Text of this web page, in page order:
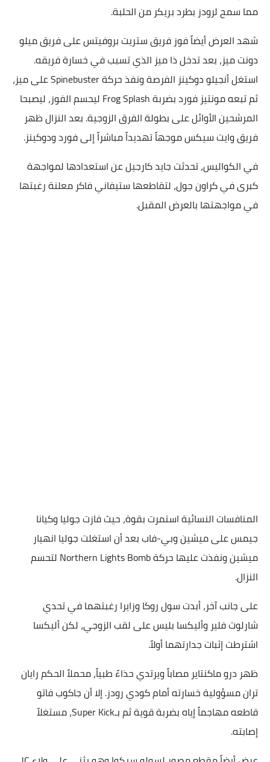
مما سمح لرودز بطرد بريكر من الحلبة.
شهد العرض أيضاً فوز فريق ستريت بروفيتس على فريق ميلو
دونت ميز، بعد تدخل ذا ميز الذي تسبب في خسارة فريقه.
استغل أنجيلو دوكينز الفرصة ونفذ حركة Spinebuster على ميز،
ثم تبعه مونتيز فورد بضربة Frog Splash ليحسم الفوز، ليصبحا
المرشحين الأوائل على بطولة الفرق الزوجية. بعد النزال ظهر
فريق وايت سيكس موجهاً تهديداً مباشراً إلى فورد ودوكينز.
في الكواليس، تحدثت جايد كارجيل عن استعدادها لمواجهة
كبرى في كراون جول، لتقاطعها ستيفاني فاكر معلنة رغبتها
في مواجهتها بالعرض المقبل.
المنافسات النسائية استمرت بقوة، حيث فازت جوليا وكيانا
جيمس على ميشين وبي-فاب بعد أن استغلت جوليا انهيار
ميشين ونفذت عليها حركة Northern Lights Bomb لتحسم
النزال.
على جانب آخر، أبدت سول روكا وزايرا رغبتهما في تحدي
شارلوت فلير وأليكسا بليس على لقب الزوجي، لكن أليكسا
اشترطت إثبات جدارتهما أولاً.
ظهر درو ماكنتاير مصاباً ويرتدي حذاءً طبياً، محملاً الحكم رايان
تران مسؤولية خسارته أمام كودي رودز. إلا أن جاكوب فاتو
قاطعه مهاجماً إياه بضربة قوية ثم بـSuper Kick، مستغلاً
إصابته.